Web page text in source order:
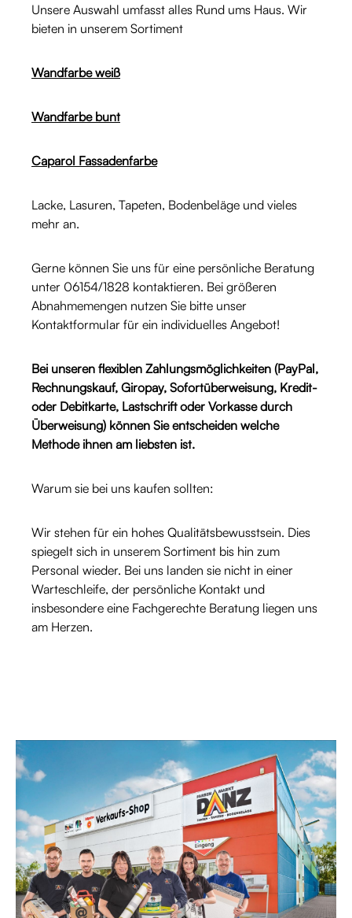
Unsere Auswahl umfasst alles Rund ums Haus. Wir
bieten in unserem Sortiment
Wandfarbe weiß
Wandfarbe bunt
Caparol Fassadenfarbe
Lacke, Lasuren, Tapeten, Bodenbeläge und vieles
mehr an.
Gerne können Sie uns für eine persönliche Beratung
unter 06154/1828 kontaktieren. Bei größeren
Abnahmemengen nutzen Sie bitte unser
Kontaktformular für ein individuelles Angebot!
Bei unseren flexiblen Zahlungsmöglichkeiten (PayPal,
Rechnungskauf, Giropay, Sofortüberweisung, Kredit-
oder Debitkarte, Lastschrift oder Vorkasse durch
Überweisung) können Sie entscheiden welche
Methode ihnen am liebsten ist.
Warum sie bei uns kaufen sollten:
Wir stehen für ein hohes Qualitätsbewusstsein. Dies
spiegelt sich in unserem Sortiment bis hin zum
Personal wieder. Bei uns landen sie nicht in einer
Warteschleife, der persönliche Kontakt und
insbesondere eine Fachgerechte Beratung liegen uns
am Herzen.